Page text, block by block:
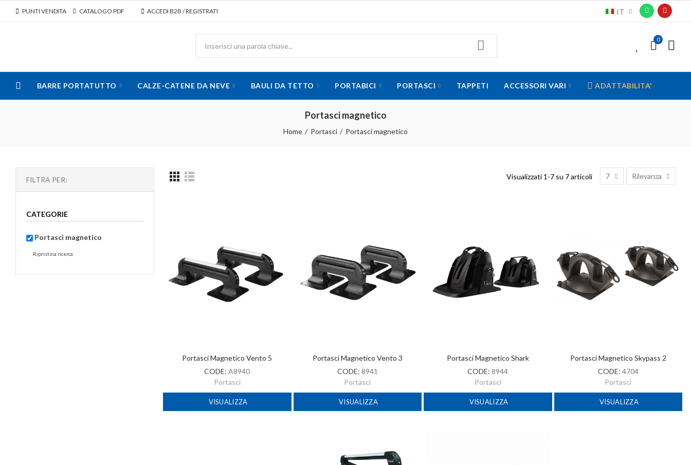
PUNTI VENDITA CATALOGO PDF ACCEDI B2B / REGISTRATI IT
0
BARRE PORTATUTTO CALZE-CATENE DA NEVE BAULI DA TETTO PORTABICI PORTASCI TAPPETI ACCESSORI VARI ADATTABILITA'
Portasci magnetico
Home Portasci Portasci magnetico
Visualizzati 1-7 su 7 articoli 7 Rilevanza
Portasci Magnetico Vento 5
CODE:A8940
Portasci
VISUALIZZA
Portasci Magnetico Vento 3
CODE: 8941
Portasci
VISUALIZZA
Portasci Magnetico Shark
CODE:8944
Portasci
VISUALIZZA
Portasci Magnetico Skypass 2
CODE: 4704
Portasci
VISUALIZZA
FILTRA PER:
CATEGORIE
Portasci magnetico
Ripristina ricerca